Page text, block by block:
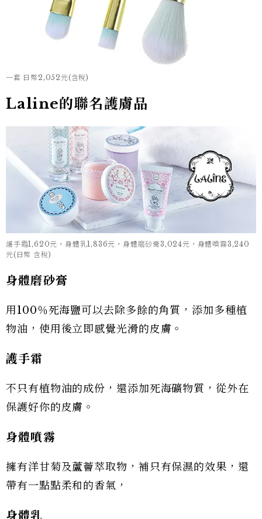
一套 日幣2,052元(含稅)
Laline的聯名護膚品
護手霜1,620元，身體乳1,836元，身體磨砂膏3,024元，身體噴霧3,240
元(日幣 含稅)
身體磨砂膏
用100％死海鹽可以去除多餘的角質，添加多種植
物油，使用後立即感覺光滑的皮膚。
護手霜
不只有植物油的成份，還添加死海礦物質，從外在
保護好你的皮膚。
身體噴霧
擁有洋甘菊及蘆薈萃取物，補只有保濕的效果，還
帶有一點點柔和的香氣，
身體乳